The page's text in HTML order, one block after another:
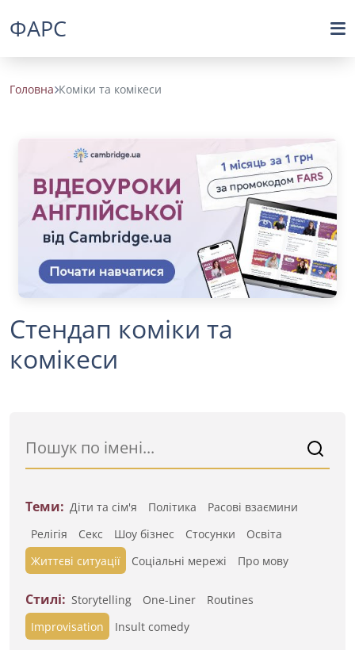
ФАРС
Головна Коміки та комікеси
Стендап коміки та
комікеси
Теми: Діти та сім'я Політика
Расові взаємини
Релігія
Секс Шоу бізнес Стосунки
Освіта
Життєві ситуації
Cоціальні мережі Про мову
Стилі: Storytelling One-Liner
Routines
Improvisation
Insult comedy